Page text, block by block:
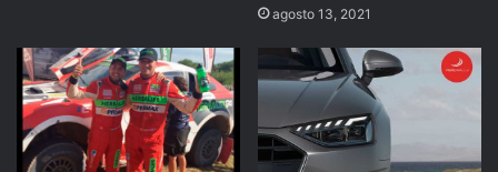
agosto 13, 2021